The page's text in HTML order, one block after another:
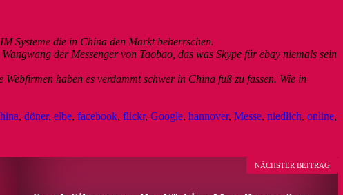
Systeme die in China den Markt beherrschen.
der Messenger von Taobao, das was Skype für ebay niemals sein
haben es verdammt schwer in China fuß zu fassen. Wie in
, döner, elbe, facebook, flickr, Google, hannover, Messe, niedlich, online,
NÄCHSTER BEITRAG